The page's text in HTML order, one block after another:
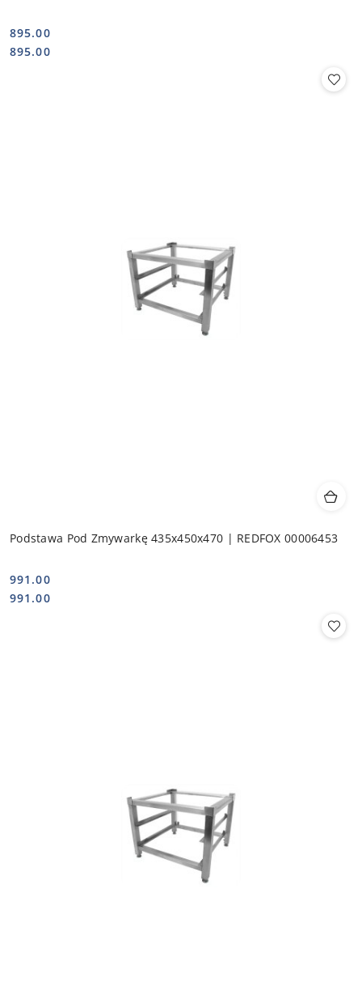
Cena:
895.00
Cena:
895.00
Podstawa Pod Zmywarkę 435x450x470 | REDFOX 00006453
Cena:
991.00
Cena:
991.00